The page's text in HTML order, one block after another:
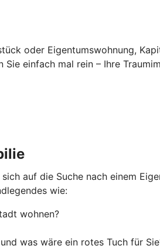
oder Eigentumswohnung,
Sie einfach mal rein – Ihre
auf die Suche nach einem
wie:
wohnen?
was wäre ein rotes Tuch für